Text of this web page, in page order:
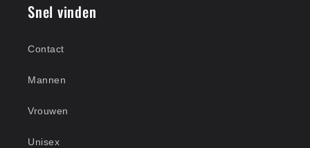
Snel vinden
Contact
Mannen
Vrouwen
Unisex